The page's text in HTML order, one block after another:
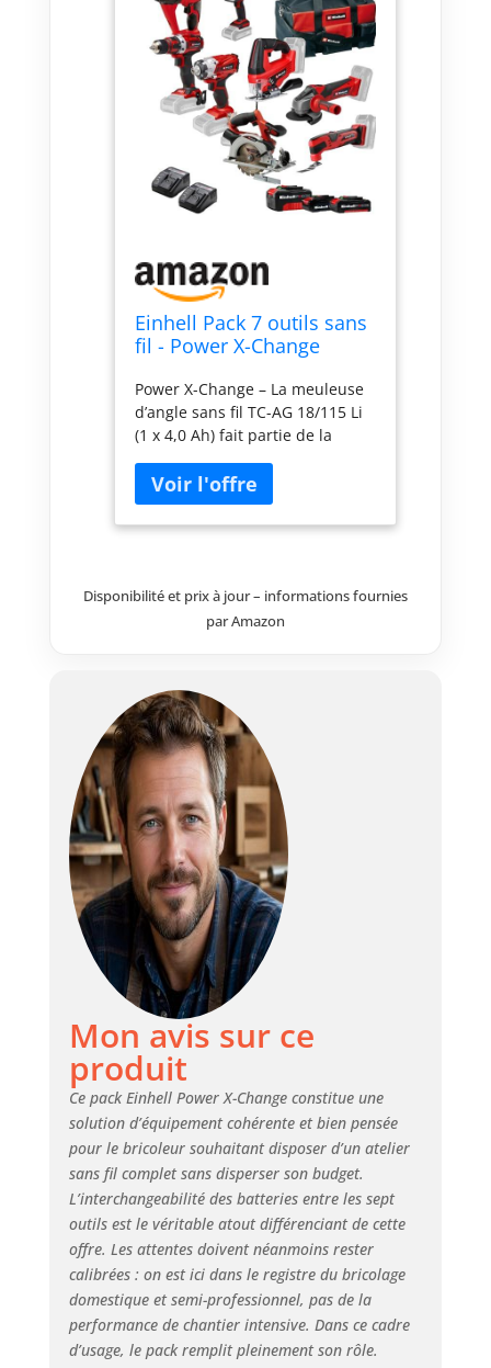
Einhell Pack 7 outils sans
fil - Power X-Change
Perceuse, Visseuse à
chocs, Scie sauteuse, Scie
circulaire, Outil multi) + 2
Chargeurs et 3 Batteries
4,0Ah/2,5Ah/2,0Ah + 1 sac
Power X-Change – La meuleuse
d’angle sans fil TC-AG 18/115 Li
(1 x 4,0 Ah) fait partie de la
dans laquelle les batteries et
appareils se combinent en toute
flexibilité. La scie circulaire
légère et très maniable, et se
prête ainsi idéalement à tous
maximal de 4 200 tours par
minute, la profondeur de coupe
à 90° va jusqu'à 48 mm La
perceuse-visseuse sans fil
Einhell TE-CD 18/40 Li-Solo fait
partie de la gamme Power X-
Change; c’est un outil
indispensable pour les travaux
de vissage et de perçage dans la
maison, l’atelier et le garage.
Pour travailler comme
professionnel lors du bricolage,
choisissez la visseuse à
percussion sans fil TE-CI 18/1 Li-
Solo Einhell. Avec ses 140 Nm
vous pourrez visser des vis
grandes et longues avec une
précision maximale : cette
visseuse à percussion sans fil
s'adapte à une large gamme de
travaux dans la maison, l'atelier
et surtout dans le garage. Power
X-Change – La scie sauteuse
sans fil TC-JS 18/70 Li (1 x 2,5 Ah)
Einhell fait partie de la gamme
Power X-Change Einhell, dans
laquelle les batteries et
appareils peuvent être
combinés. Power X-Change – La
lampe sans fil TC-CL 18/350 Li-
Disponibilité et prix à jour – informations fournies
par Amazon
Mon avis sur ce
produit
Ce pack Einhell Power X-Change constitue une
solution d’équipement cohérente et bien pensée
pour le bricoleur souhaitant disposer d’un atelier
sans fil complet sans disperser son budget.
L’interchangeabilité des batteries entre les sept
outils est le véritable atout différenciant de cette
offre. Les attentes doivent néanmoins rester
calibrées : on est ici dans le registre du bricolage
domestique et semi-professionnel, pas de la
performance de chantier intensive. Dans ce cadre
d’usage, le pack remplit pleinement son rôle.